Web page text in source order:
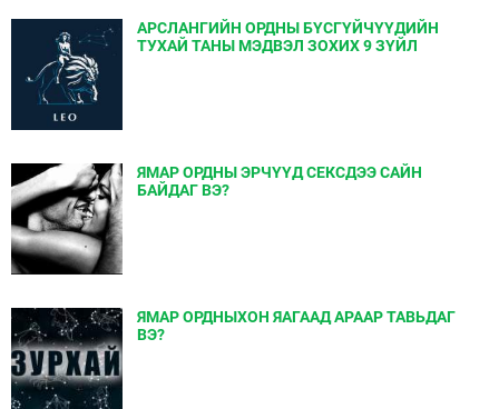
АРСЛАНГИЙН ОРДНЫ БҮСГҮЙЧҮҮДИЙН
ТУХАЙ ТАНЫ МЭДВЭЛ ЗОХИХ 9 ЗҮЙЛ
ЯМАР ОРДНЫ ЭРЧҮҮД СЕКСДЭЭ САЙН
БАЙДАГ ВЭ?
ЯМАР ОРДНЫХОН ЯАГААД АРААР ТАВЬДАГ
ВЭ?